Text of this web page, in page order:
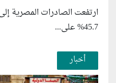
ارتفعت الصادرات المصرية
45.7% على...
أخبار